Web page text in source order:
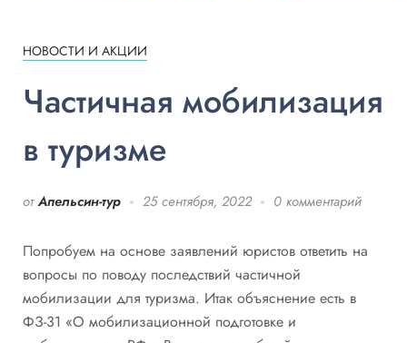
НОВОСТИ И АКЦИИ
Частичная мобилизация
в туризме
от Апельсин-тур 25 сентября, 2022 0 комментарий
Попробуем на основе заявлений юристов ответить на
вопросы по поводу последствий частичной
мобилизации для туризма. Итак объяснение есть в
ФЗ-31 «О мобилизационной подготовке и